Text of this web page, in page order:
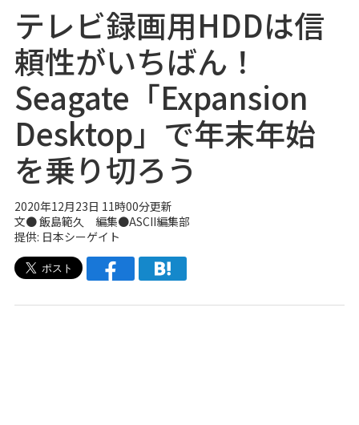
テレビ録画用HDDは信
頼性がいちばん！
Seagate「Expansion
Desktop」で年末年始
を乗り切ろう
2020年12月23日 11時00分更新
文● 飯島範久 編集●ASCII編集部
提供: 日本シーゲイト